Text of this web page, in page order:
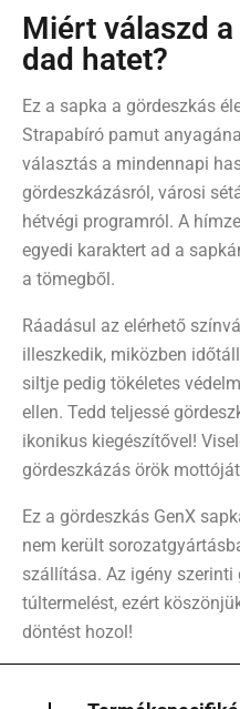
Miért válaszd a
dad hatet?
Ez a sapka a gördeszkás
Strapabíró pamut
választás a mindennapi
gördeszkázásról, városi
hétvégi programról. A
egyedi karaktert ad a
a tömegből.
Ráadásul az elérhető
illeszkedik, miközben
siltje pedig tökéletes
ellen. Tedd teljessé
ikonikus kiegészítővel!
gördeszkázás örök
Ez a gördeszkás GenX
nem került
szállítása. Az igény
túltermelést, ezért
döntést hozol!